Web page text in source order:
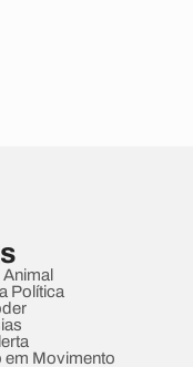
Política
em Movimento